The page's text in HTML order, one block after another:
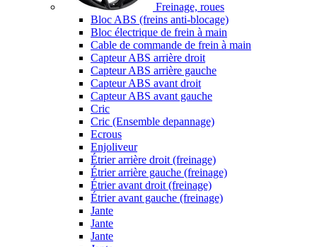
Freinage, roues
Bloc ABS (freins anti-blocage)
Bloc électrique de frein à main
Cable de commande de frein à main
Capteur ABS arrière droit
Capteur ABS arrière gauche
Capteur ABS avant droit
Capteur ABS avant gauche
Cric
Cric (Ensemble depannage)
Ecrous
Enjoliveur
Étrier arrière droit (freinage)
Étrier arrière gauche (freinage)
Étrier avant droit (freinage)
Étrier avant gauche (freinage)
Jante
Jante
Jante